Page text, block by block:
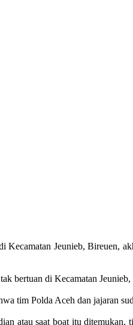
Jeunieb, Bireuen,
bertuan di Kecamatan
tim Polda Aceh dan jajaran
atau saat boat itu